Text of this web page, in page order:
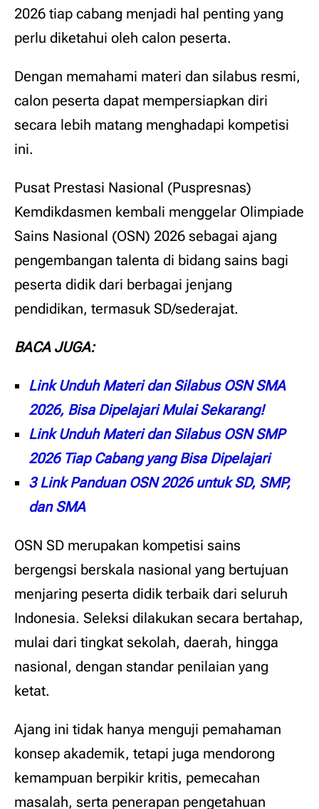
2026 tiap cabang menjadi hal penting yang
perlu diketahui oleh calon peserta.
Dengan memahami materi dan silabus resmi,
calon peserta dapat mempersiapkan diri
secara lebih matang menghadapi kompetisi
ini.
Pusat Prestasi Nasional (Puspresnas)
Kemdikdasmen kembali menggelar Olimpiade
Sains Nasional (OSN) 2026 sebagai ajang
pengembangan talenta di bidang sains bagi
peserta didik dari berbagai jenjang
pendidikan, termasuk SD/sederajat.
BACA JUGA:
Link Unduh Materi dan Silabus OSN SMA
2026, Bisa Dipelajari Mulai Sekarang!
Link Unduh Materi dan Silabus OSN SMP
2026 Tiap Cabang yang Bisa Dipelajari
3 Link Panduan OSN 2026 untuk SD, SMP,
dan SMA
OSN SD merupakan kompetisi sains
bergengsi berskala nasional yang bertujuan
menjaring peserta didik terbaik dari seluruh
Indonesia. Seleksi dilakukan secara bertahap,
mulai dari tingkat sekolah, daerah, hingga
nasional, dengan standar penilaian yang
ketat.
Ajang ini tidak hanya menguji pemahaman
konsep akademik, tetapi juga mendorong
kemampuan berpikir kritis, pemecahan
masalah, serta penerapan pengetahuan